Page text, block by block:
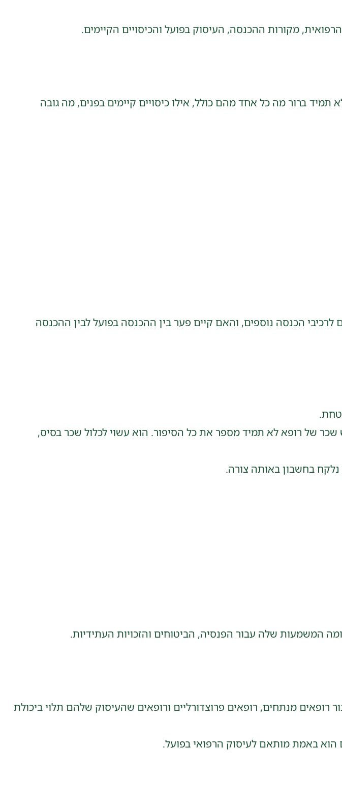
ברור מה כל אחד מהם כולל, אילו כיסויים קיימים בפנים, מה גובה
הכנסה נוספים, והאם קיים פער בין ההכנסה בפועל לבין ההכנסה
של רופא לא תמיד מספר את כל הסיפור. הוא עשוי לכלול שכר בסיס,
נלקח בחשבון באותה צורה.
המשמעות שלה עבור הפנסיה, הביטוחים והזכויות העתידיות.
רופאים מנתחים, רופאים פרוצדורליים ורופאים שהעיסוק שלהם תלוי ביכולת
באמת מותאם לעיסוק הרפואי בפועל.